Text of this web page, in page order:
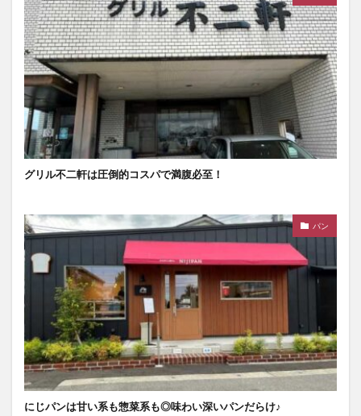
グリル不二軒は圧倒的コスパで満腹必至！
パン
にじパンは甘い系も惣菜系も◎味わい深いパンだらけ♪